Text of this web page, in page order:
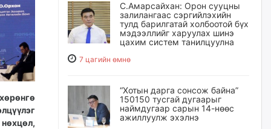
С.Амарсайхан: Орон сууцны
залилангаас сэргийлэхийн
тулд барилгатай холбоотой бүх
мэдээллийг харуулах шинэ
цахим систем танилцуулна
7 цагийн өмнө
“Хотын дарга сонсож байна”
150150 тусгай дугаарыг
наймдугаар сарын 14-нөөс
ажиллуулж эхэлнэ